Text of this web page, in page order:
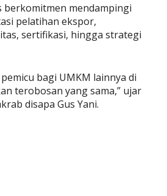
berkomitmen mendampingi
pelatihan ekspor,
sertifikasi, hingga strategi
bagi UMKM lainnya di
terobosan yang sama,” ujar
disapa Gus Yani.